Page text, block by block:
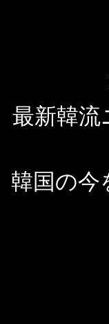
最新韓流
韓国の今